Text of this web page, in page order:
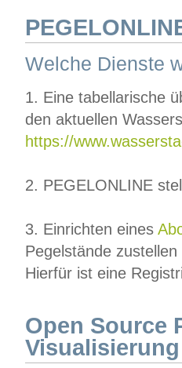
Welche Dienste
1. Eine tabellarische
den aktuellen
https://
2. PEGELONLINE
3. Einrichten eines
Pegelstände
Hierfür ist eine
Open Source
Visualisierung